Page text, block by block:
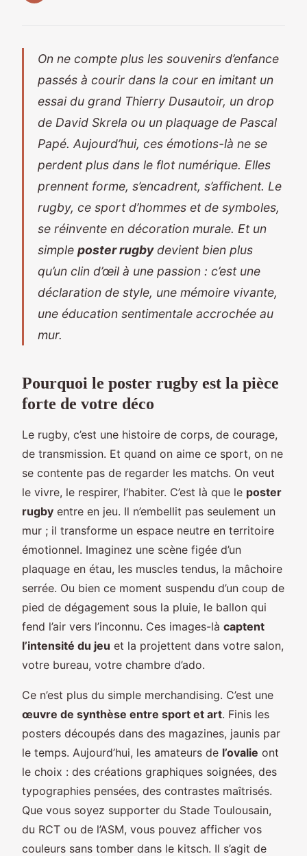
On ne compte plus les souvenirs d’enfance
passés à courir dans la cour en imitant un
essai du grand Thierry Dusautoir, un drop
de David Skrela ou un plaquage de Pascal
Papé. Aujourd’hui, ces émotions-là ne se
perdent plus dans le flot numérique. Elles
prennent forme, s’encadrent, s’affichent. Le
rugby, ce sport d’hommes et de symboles,
se réinvente en décoration murale. Et un
simple poster rugbydevient bien plus
qu’un clin d’œil à une passion : c’est une
déclaration de style, une mémoire vivante,
une éducation sentimentale accrochée au
mur.
Pourquoi le poster rugby est la pièce
forte de votre déco
Le rugby, c’est une histoire de corps, de courage,
de transmission. Et quand on aime ce sport, on ne
se contente pas de regarder les matchs. On veut
le vivre, le respirer, l’habiter. C’est là que le poster
rugby entre en jeu. Il n’embellit pas seulement un
mur ; il transforme un espace neutre en territoire
émotionnel. Imaginez une scène figée d’un
plaquage en étau, les muscles tendus, la mâchoire
serrée. Ou bien ce moment suspendu d’un coup de
pied de dégagement sous la pluie, le ballon qui
fend l’air vers l’inconnu. Ces images-là captent
l’intensité du jeu et la projettent dans votre salon,
votre bureau, votre chambre d’ado.
Ce n’est plus du simple merchandising. C’est une
œuvre de synthèse entre sport et art. Finis les
posters découpés dans des magazines, jaunis par
le temps. Aujourd’hui, les amateurs de l’ovalie ont
le choix : des créations graphiques soignées, des
typographies pensées, des contrastes maîtrisés.
Que vous soyez supporter du Stade Toulousain,
du RCT ou de l’ASM, vous pouvez afficher vos
couleurs sans tomber dans le kitsch. Il s’agit de